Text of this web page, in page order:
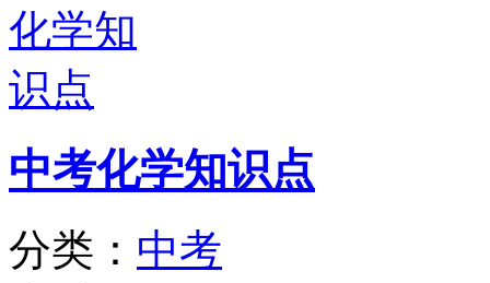
中考化学知识点
分类： 中考